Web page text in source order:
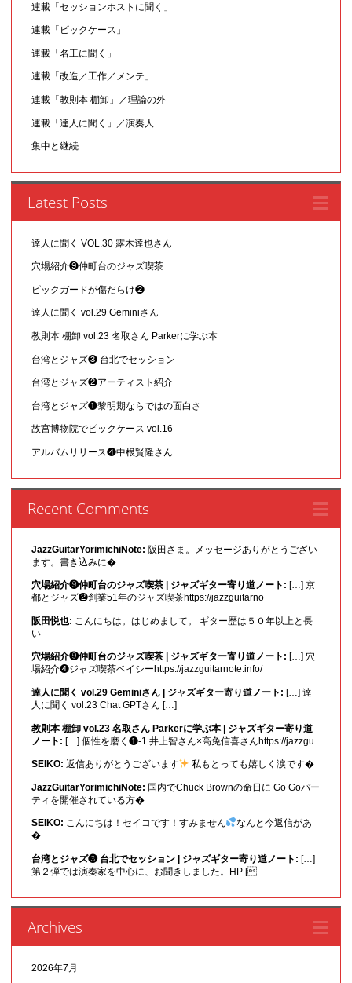
連載「セッションホストに聞く」
連載「ピックケース」
連載「名工に聞く」
連載「改造／工作／メンテ」
連載「教則本 棚卸」／理論の外
連載「達人に聞く」／演奏人
集中と継続
Latest Posts
達人に聞く VOL.30 露木達也さん
穴場紹介❾仲町台のジャズ喫茶
ピックガードが傷だらけ❷
達人に聞く vol.29 Geminiさん
教則本 棚卸 vol.23 名取さん Parkerに学ぶ本
台湾とジャズ❸ 台北でセッション
台湾とジャズ❷アーティスト紹介
台湾とジャズ❶黎明期ならではの面白さ
故宮博物院でピックケース vol.16
アルバムリリース❹中根賢隆さん
Recent Comments
JazzGuitarYorimichiNote: 阪田さま。メッセージありがとうござい
ます。書き込みに�
穴場紹介❾仲町台のジャズ喫茶 | ジャズギター寄り道ノート: […] 京
都とジャズ❷創業51年のジャズ喫茶https://jazzguitarno
阪田悦也: こんにちは。はじめまして。 ギター歴は５０年以上と長
い
穴場紹介❾仲町台のジャズ喫茶 | ジャズギター寄り道ノート: […] 穴
場紹介❹ジャズ喫茶ベイシーhttps://jazzguitarnote.info/
達人に聞く vol.29 Geminiさん | ジャズギター寄り道ノート: […] 達
人に聞く vol.23 Chat GPTさん […]
教則本 棚卸 vol.23 名取さん Parkerに学ぶ本 | ジャズギター寄り道
ノート: […] 個性を磨く❶-1 井上智さん×高免信喜さんhttps://jazzgu
SEIKO: 返信ありがとうございます 私もとっても嬉しく涙です�
JazzGuitarYorimichiNote: 国内でChuck Brownの命日に Go Goパー
ティを開催されている方�
SEIKO: こんにちは！セイコです！すみません
なんと今返信があ
�
台湾とジャズ❸ 台北でセッション | ジャズギター寄り道ノート: […]
第２弾では演奏家を中心に、お聞きしました。HP [
Archives
2026年7月